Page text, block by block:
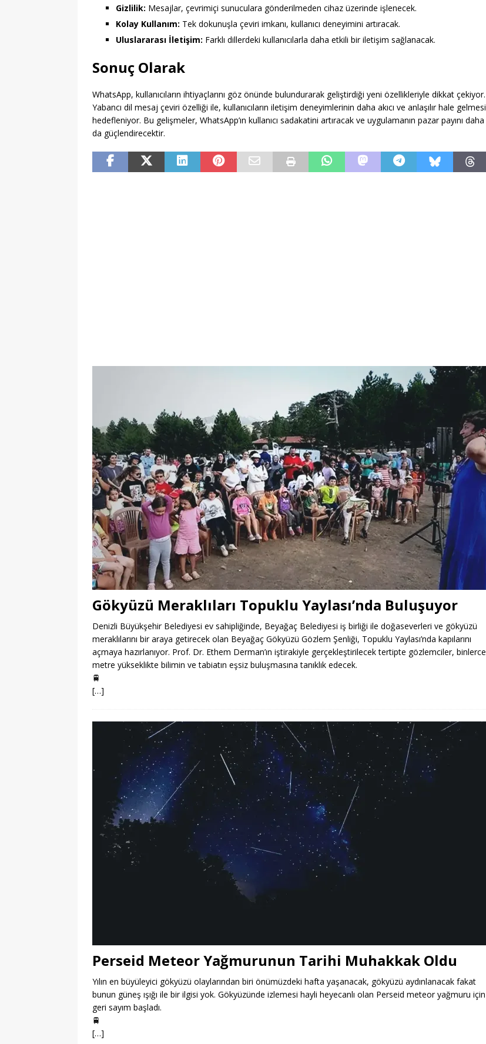
Gizlilik: Mesajlar, çevrimiçi sunuculara gönderilmeden cihaz üzerinde işlenecek.
Kolay Kullanım: Tek dokunuşla çeviri imkanı, kullanıcı deneyimini artıracak.
Uluslararası İletişim: Farklı dillerdeki kullanıcılarla daha etkili bir iletişim sağlanacak.
Sonuç Olarak
WhatsApp, kullanıcıların ihtiyaçlarını göz önünde bulundurarak geliştirdiği yeni özellikleriyle dikkat çekiyor.
Yabancı dil mesaj çeviri özelliği ile, kullanıcıların iletişim deneyimlerinin daha akıcı ve anlaşılır hale gelmesi
hedefleniyor. Bu gelişmeler, WhatsApp’ın kullanıcı sadakatini artıracak ve uygulamanın pazar payını daha
da güçlendirecektir.
Gökyüzü Meraklıları Topuklu Yaylası’nda Buluşuyor
Denizli Büyükşehir Belediyesi ev sahipliğinde, Beyağaç Belediyesi iş birliği ile doğaseverleri ve gökyüzü
meraklılarını bir araya getirecek olan Beyağaç Gökyüzü Gözlem Şenliği, Topuklu Yaylası’nda kapılarını
açmaya hazırlanıyor. Prof. Dr. Ethem Derman’ın iştirakiyle gerçekleştirilecek tertipte gözlemciler, binlerce
metre yükseklikte bilimin ve tabiatın eşsiz buluşmasına tanıklık edecek.
🚆
[…]
Perseid Meteor Yağmurunun Tarihi Muhakkak Oldu
Yılın en büyüleyici gökyüzü olaylarından biri önümüzdeki hafta yaşanacak, gökyüzü aydınlanacak fakat
bunun güneş ışığı ile bir ilgisi yok. Gökyüzünde izlemesi hayli heyecanlı olan Perseid meteor yağmuru için
geri sayım başladı.
🚆
[…]